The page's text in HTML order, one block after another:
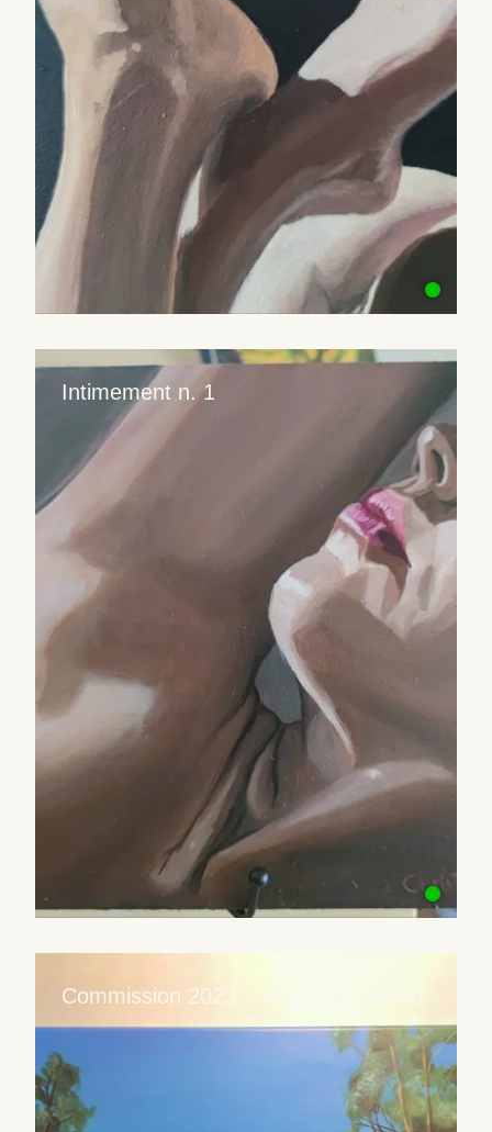
Intimement n. 1
Commission 2023 - Veiga São Simão